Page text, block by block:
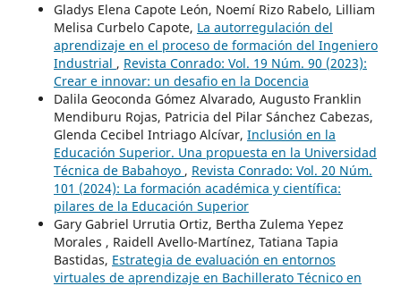
Gladys Elena Capote León, Noemí Rizo Rabelo, Lilliam
Melisa Curbelo Capote, La autorregulación del
aprendizaje en el proceso de formación del Ingeniero
Industrial , Revista Conrado: Vol. 19 Núm. 90 (2023):
Crear e innovar: un desafio en la Docencia
Dalila Geoconda Gómez Alvarado, Augusto Franklin
Mendiburu Rojas, Patricia del Pilar Sánchez Cabezas,
Glenda Cecibel Intriago Alcívar, Inclusión en la
Educación Superior. Una propuesta en la Universidad
Técnica de Babahoyo , Revista Conrado: Vol. 20 Núm.
101 (2024): La formación académica y científica:
pilares de la Educación Superior
Gary Gabriel Urrutia Ortiz, Bertha Zulema Yepez
Morales , Raidell Avello-Martínez, Tatiana Tapia
Bastidas, Estrategia de evaluación en entornos
virtuales de aprendizaje en Bachillerato Técnico en